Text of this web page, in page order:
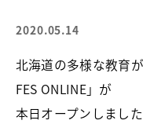
2020.05.14
北海道の多様な教育
FES ONLINE」が
本日オープンしました